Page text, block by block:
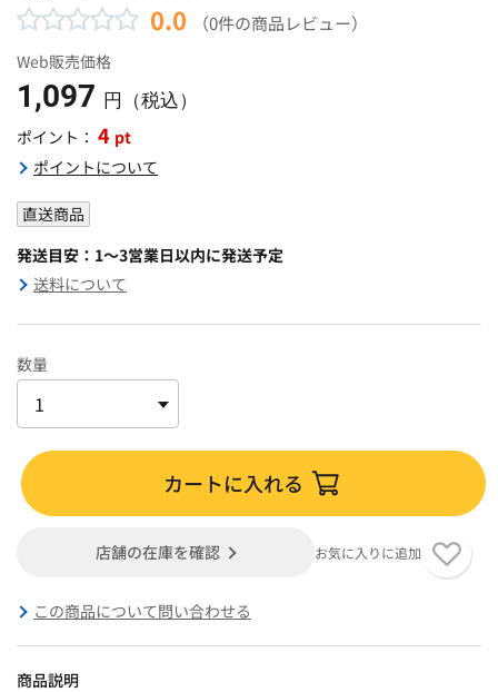
0.0 （0件の商品レビュー）
Web販売価格
1,097 円（税込）
ポイント： 4 pt
ポイントについて
直送商品
発送目安：1～3営業日以内に発送予定
送料について
数量
カートに入れる
店舗の在庫を確認 お気に入りに追加
この商品について問い合わせる
商品説明